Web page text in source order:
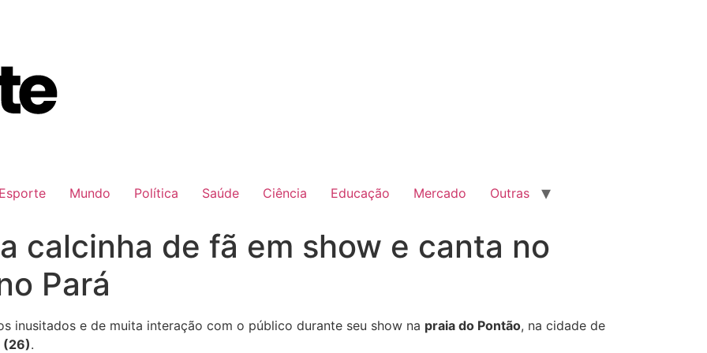
Esporte Mundo Política Saúde Ciência Educação Mercado Outras
calcinha de fã em show e canta no
Pará
inusitados e de muita interação com o público durante seu show na praia do Pontão, na cidade de
(26).